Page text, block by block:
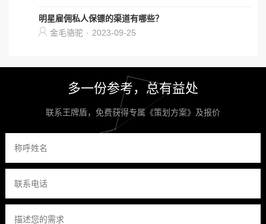
明星雇佣私人保镖的渠道有哪些？
金毛骆驼 · 2023-09-25
多一份参考，总有益处
联系王牌盾，免费获得专属《策划方案》及报价